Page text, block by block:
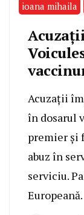
ioana mihaila
Acuzații
în dosarul
premier și
abuz în
serviciu.
Europeană.